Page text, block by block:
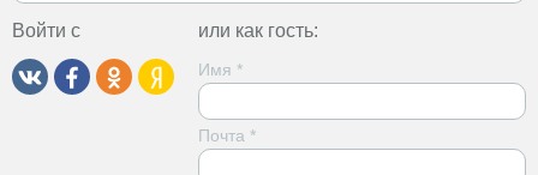
Войти с или как гость:
Имя *
Почта *